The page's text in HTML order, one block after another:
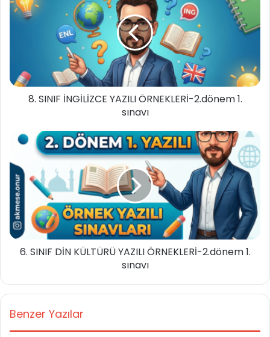
8. SINIF İNGİLİZCE YAZILI ÖRNEKLERİ-2.dönem 1.
sınavı
6. SINIF DİN KÜLTÜRÜ YAZILI ÖRNEKLERİ-2.dönem 1.
sınavı
Benzer Yazılar